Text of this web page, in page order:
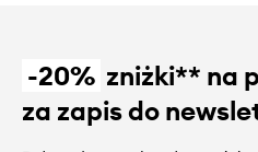
-20% zniżki** na
za zapis do